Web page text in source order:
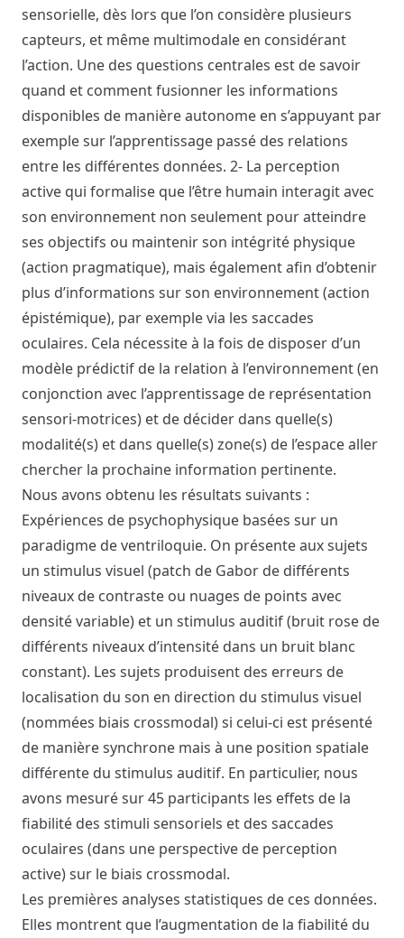
sensorielle, dès lors que l’on considère plusieurs
capteurs, et même multimodale en considérant
l’action. Une des questions centrales est de savoir
quand et comment fusionner les informations
disponibles de manière autonome en s’appuyant par
exemple sur l’apprentissage passé des relations
entre les différentes données. 2- La perception
active qui formalise que l’être humain interagit avec
son environnement non seulement pour atteindre
ses objectifs ou maintenir son intégrité physique
(action pragmatique), mais également afin d’obtenir
plus d’informations sur son environnement (action
épistémique), par exemple via les saccades
oculaires. Cela nécessite à la fois de disposer d’un
modèle prédictif de la relation à l’environnement (en
conjonction avec l’apprentissage de représentation
sensori-motrices) et de décider dans quelle(s)
modalité(s) et dans quelle(s) zone(s) de l’espace aller
chercher la prochaine information pertinente.
Nous avons obtenu les résultats suivants :
Expériences de psychophysique basées sur un
paradigme de ventriloquie. On présente aux sujets
un stimulus visuel (patch de Gabor de différents
niveaux de contraste ou nuages de points avec
densité variable) et un stimulus auditif (bruit rose de
différents niveaux d’intensité dans un bruit blanc
constant). Les sujets produisent des erreurs de
localisation du son en direction du stimulus visuel
(nommées biais crossmodal) si celui-ci est présenté
de manière synchrone mais à une position spatiale
différente du stimulus auditif. En particulier, nous
avons mesuré sur 45 participants les effets de la
fiabilité des stimuli sensoriels et des saccades
oculaires (dans une perspective de perception
active) sur le biais crossmodal.
Les premières analyses statistiques de ces données.
Elles montrent que l’augmentation de la fiabilité du